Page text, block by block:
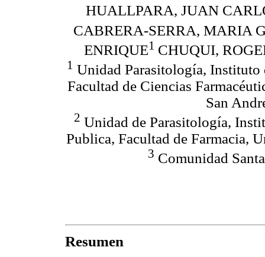
HUALLPARA, JUAN
CABRERA-SERRA, MARIA
ENRIQUE1 CHUQUI,
1 Unidad Parasitología, Instituto
Facultad de Ciencias
San
2 Unidad de Parasitología,
Publica, Facultad de Farmacia,
3 Comunidad
Resumen